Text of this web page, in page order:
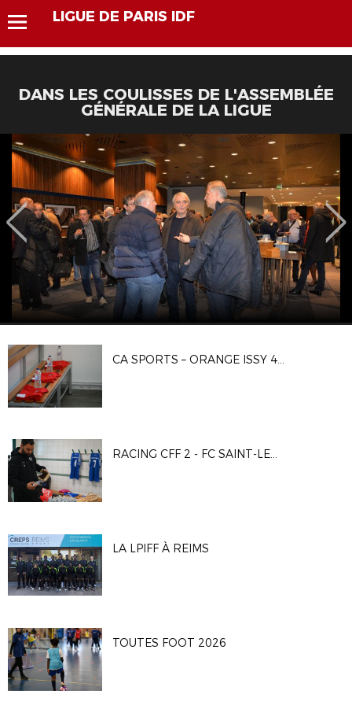
LIGUE DE PARIS IDF
DANS LES COULISSES DE L'ASSEMBLÉE
GÉNÉRALE DE LA LIGUE
CA SPORTS – ORANGE ISSY 4 1-4
RACING CFF 2 - FC SAINT-LEU 95
LA LPIFF À REIMS
TOUTES FOOT 2026